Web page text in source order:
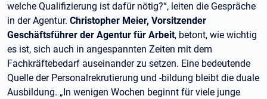
welche Qualifizierung ist dafür nötig?“, leiten die Gespräche
in der Agentur. Christopher Meier, Vorsitzender
Geschäftsführer der Agentur für Arbeit, betont, wie wichtig
es ist, sich auch in angespannten Zeiten mit dem
Fachkräftebedarf auseinander zu setzen. Eine bedeutende
Quelle der Personalrekrutierung und -bildung bleibt die duale
Ausbildung. „In wenigen Wochen beginnt für viele junge